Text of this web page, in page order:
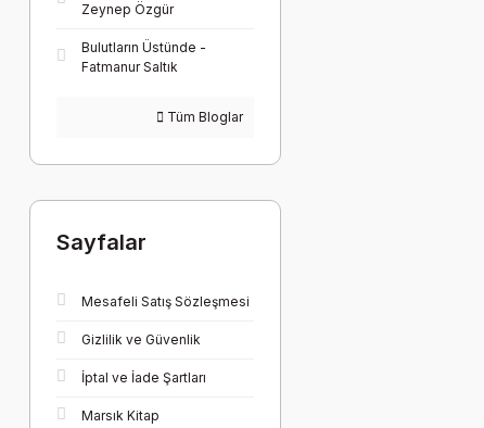
Zeynep Özgür
Bulutların Üstünde -
Fatmanur Saltık
Tüm Bloglar
Sayfalar
Mesafeli Satış Sözleşmesi
Gizlilik ve Güvenlik
İptal ve İade Şartları
Marsık Kitap